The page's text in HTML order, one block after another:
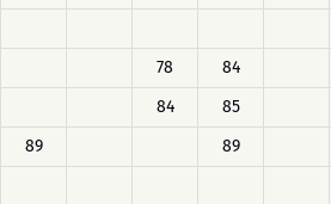
78
84
84
85
89
89